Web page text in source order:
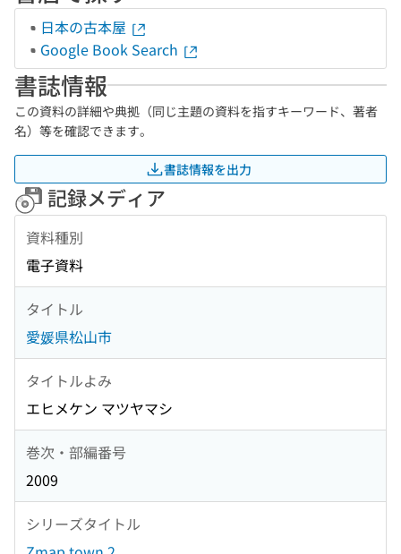
日本の古本屋
Google Book Search
書誌情報
この資料の詳細や典拠（同じ主題の資料を指すキーワード、著者
名）等を確認できます。
書誌情報を出力
記録メディア
資料種別
電子資料
タイトル
愛媛県松山市
タイトルよみ
エヒメケン マツヤマシ
巻次・部編番号
2009
シリーズタイトル